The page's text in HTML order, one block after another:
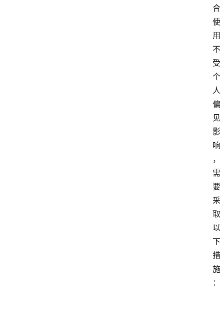
合
使
用
不
受
个
人
偏
见
影
响
，
需
要
采
取
以
下
措
施
：